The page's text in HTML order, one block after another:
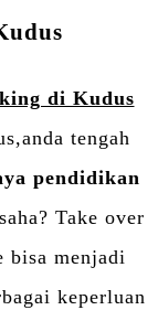
di Kudus
tengah
pendidikan
Take over
menjadi
keperluan